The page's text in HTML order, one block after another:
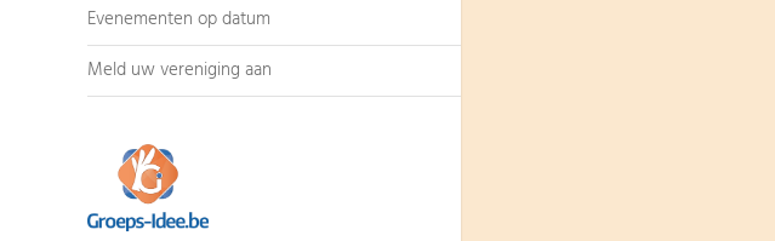
Evenementen op datum
Meld uw vereniging aan